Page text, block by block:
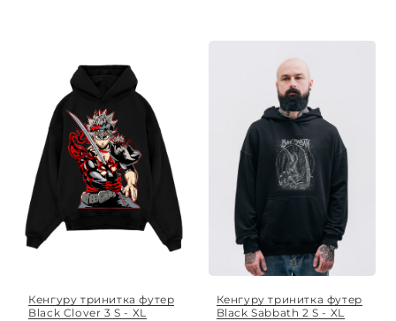
Кенгуру тринитка футер
Black Clover 3 S - XL
Кенгуру тринитка футер
Black Sabbath 2 S - XL